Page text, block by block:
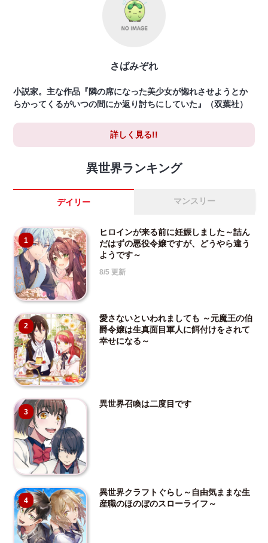
さばみぞれ
小説家。主な作品『隣の席になった美少女が惚れさせようとか
らかってくるがいつの間にか返り討ちにしていた』（双葉社）
詳しく見る!!
異世界ランキング
デイリー マンスリー
1
ヒロインが来る前に妊娠しました～詰ん
だはずの悪役令嬢ですが、どうやら違う
ようです～
8/5 更新
2
愛さないといわれましても ～元魔王の伯
爵令嬢は生真面目軍人に餌付けをされて
幸せになる～
3
異世界召喚は二度目です
4
異世界クラフトぐらし～自由気ままな生
産職のほのぼのスローライフ～